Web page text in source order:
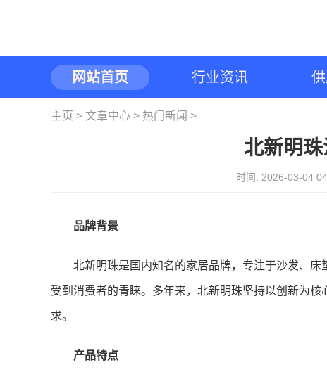
网站首页 行业资讯
主页 > 文章中心 > 热门新闻 >
北新明
时间: 2026-03-04
品牌背景
北新明珠是国内知名的家居品牌，专注于沙发、
受到消费者的青睐。多年来，北新明珠坚持以创新为
求。
产品特点